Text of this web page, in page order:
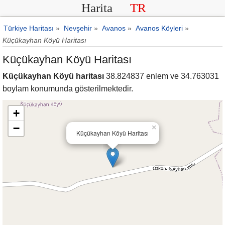
Harita TR
Türkiye Haritası » Nevşehir » Avanos » Avanos Köyleri »
Küçükayhan Köyü Haritası
Küçükayhan Köyü Haritası
Küçükayhan Köyü haritası 38.824837 enlem ve 34.763031
boylam konumunda gösterilmektedir.
Küçükayhan Köyü Haritası
×
+
−